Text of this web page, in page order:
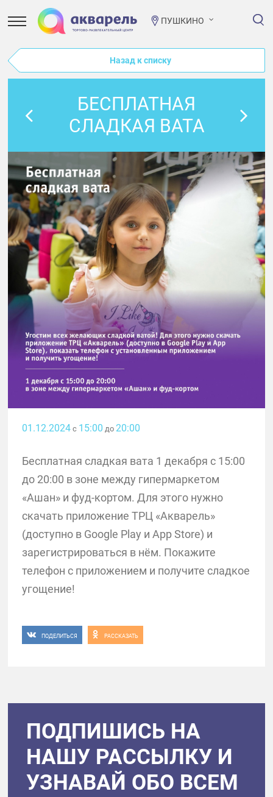
ПУШКИНО
Назад к списку
БЕСПЛАТНАЯ
СЛАДКАЯ ВАТА
01.12.2024с 15:00 до 20:00
Бесплатная сладкая вата 1 декабря с 15:00
до 20:00 в зоне между гипермаркетом
«Ашан» и фуд-кортом. Для этого нужно
скачать приложение ТРЦ «Акварель»
(доступно в Google Play и App Store) и
зарегистрироваться в нём. Покажите
телефон с приложением и получите сладкое
угощение!
ПОДЕЛИТЬСЯ РАССКАЗАТЬ
ПОДПИШИСЬ НА
НАШУ РАССЫЛКУ И
УЗНАВАЙ ОБО ВСЕМ